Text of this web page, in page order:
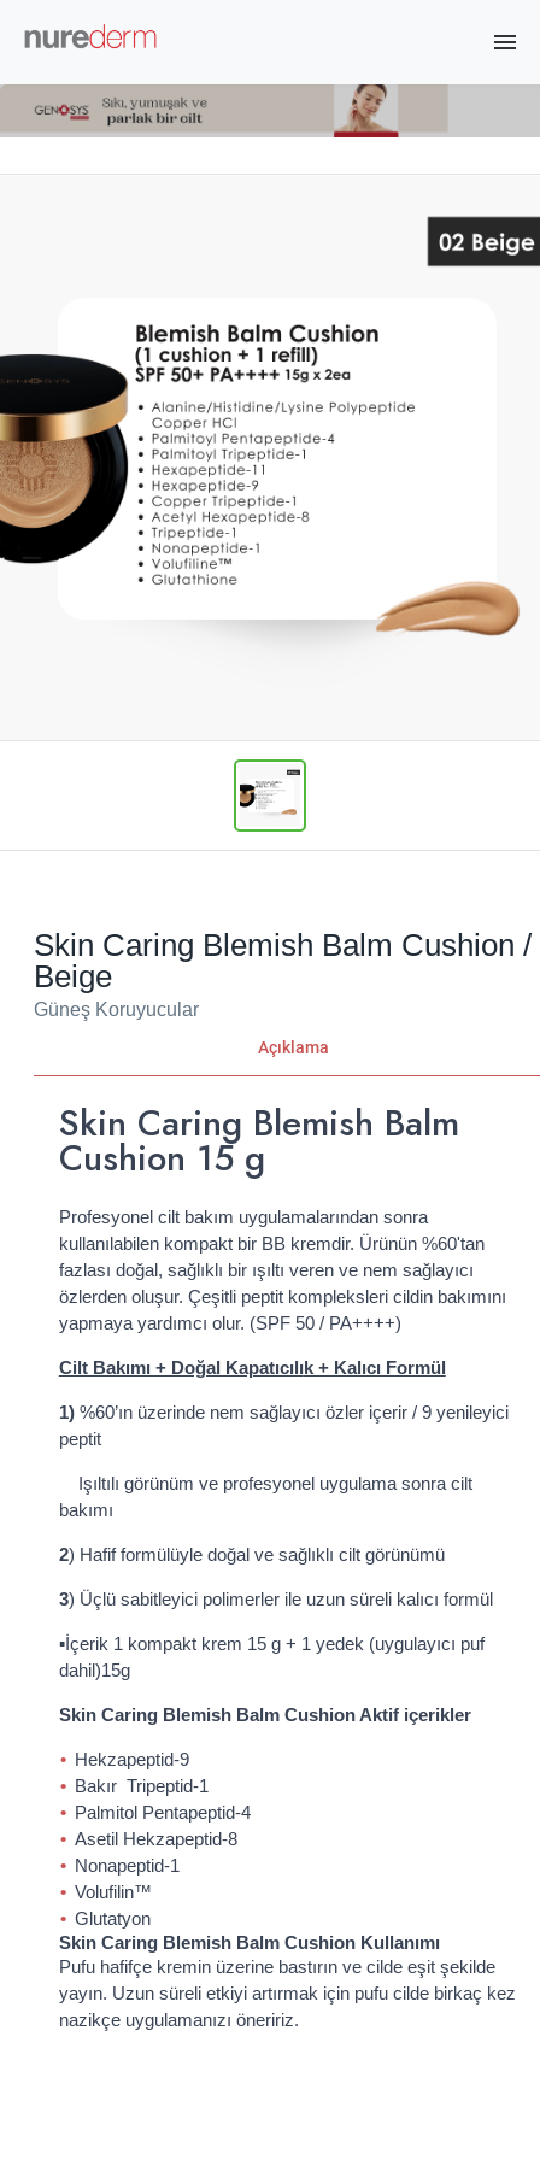
Skin Caring Blemish Balm Cushion /
Beige
Güneş Koruyucular
Açıklama
Skin Caring Blemish Balm
Cushion 15 g
Profesyonel cilt bakım uygulamalarından sonra
kullanılabilen kompakt bir BB kremdir. Ürünün %60'tan
fazlası doğal, sağlıklı bir ışıltı veren ve nem sağlayıcı
özlerden oluşur. Çeşitli peptit kompleksleri cildin bakımını
yapmaya yardımcı olur. (SPF 50 / PA++++)
Cilt Bakımı + Doğal Kapatıcılık + Kalıcı Formül
1)%60’ın üzerinde nem sağlayıcı özler içerir / 9 yenileyici
peptit
Işıltılı görünüm ve profesyonel uygulama sonra cilt
bakımı
2) Hafif formülüyle doğal ve sağlıklı cilt görünümü
3) Üçlü sabitleyici polimerler ile uzun süreli kalıcı formül
▪İçerik 1 kompakt krem 15 g + 1 yedek (uygulayıcı puf
dahil)15g
Skin Caring Blemish Balm Cushion Aktif içerikler
Hekzapeptid-9
Bakır Tripeptid-1
Palmitol Pentapeptid-4
Asetil Hekzapeptid-8
Nonapeptid-1
Volufilin™
Glutatyon
Skin Caring Blemish Balm Cushion Kullanımı
Pufu hafifçe kremin üzerine bastırın ve cilde eşit şekilde
yayın. Uzun süreli etkiyi artırmak için pufu cilde birkaç kez
nazikçe uygulamanızı öneririz.